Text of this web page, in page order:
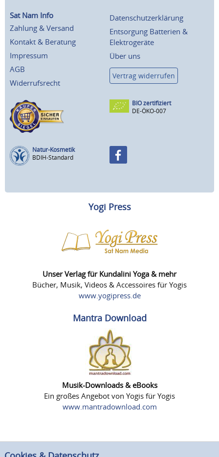
Sat Nam Info
Zahlung & Versand
Kontakt & Beratung
Impressum
AGB
Widerrufsrecht
Datenschutzerklärung
Entsorgung Batterien &
Elektrogeräte
Über uns
Vertrag widerrufen
BIO zertifiziert
DE-ÖKO-007
Natur-Kosmetik
BDIH-Standard
Yogi Press
Unser Verlag für Kundalini Yoga & mehr
Bücher, Musik, Videos & Accessoires für Yogis
www.yogipress.de
Mantra Download
Musik-Downloads & eBooks
Ein großes Angebot von Yogis für Yogis
www.mantradownload.com